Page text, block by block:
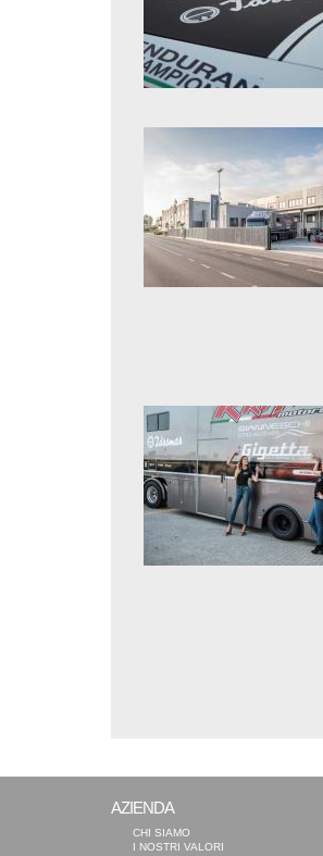
AZIENDA
CHI SIAMO
I NOSTRI VALORI